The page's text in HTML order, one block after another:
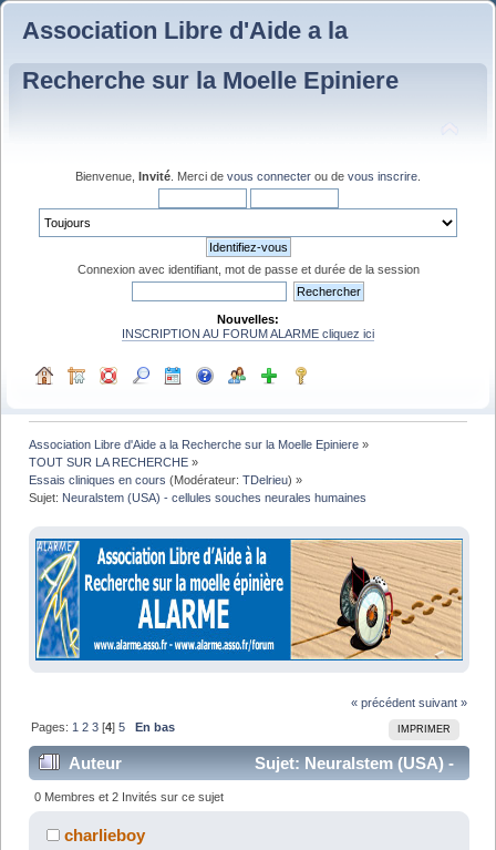
Association Libre d'Aide a la
Recherche sur la Moelle Epiniere
Bienvenue, Invité . Merci de vous connecter ou de vous inscrire
Connexion avec identifiant, mot de passe et durée de la session
Nouvelles:
INSCRIPTION AU FORUM ALARME cliquez ici
Association Libre d'Aide a la Recherche sur la Moelle Epiniere »
TOUT SUR LA RECHERCHE »
Essais cliniques en cours (Modérateur:TDelrieu) »
Sujet: Neuralstem (USA) - cellules souches neurales humaines
« précédent suivant »
IMPRIMER
Pages: 1 2 3 [4]5 En bas
Auteur
Sujet: Neuralstem (USA) -
cellules souches neurales humaines (Lu 138983 fois)
0 Membres et 2 Invités sur ce sujet
charlieboy